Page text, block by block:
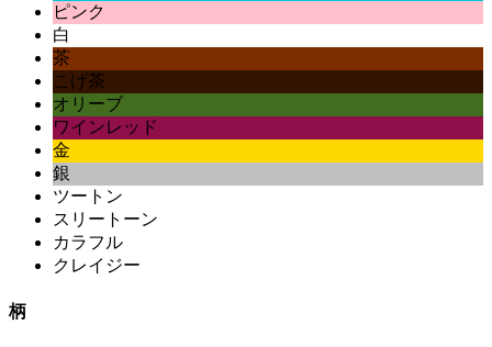
ピンク
白
茶
こげ茶
オリーブ
ワインレッド
金
銀
ツートン
スリートーン
カラフル
クレイジー
柄